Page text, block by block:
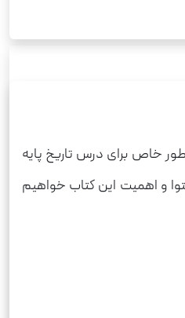
خاص برای درس تاریخ پایه
و اهمیت این کتاب خواهیم